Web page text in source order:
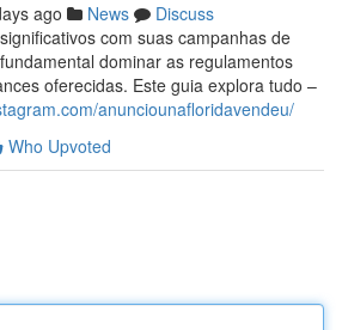
ago News
Discuss
com suas campanhas de
dominar as regulamentos
oferecidas. Este guia explora tudo –
anunciounafloridavendeu/
Who Upvoted